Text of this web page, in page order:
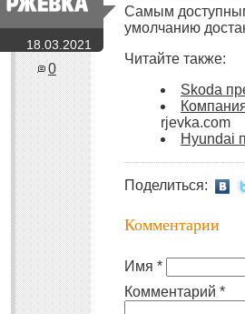
18.03.2021
0
Самым
умолчанию
Читайте также:
Skoda
rjevka.com
Hyundai
Поделиться:
Комментарии
Имя *
Комментарий *